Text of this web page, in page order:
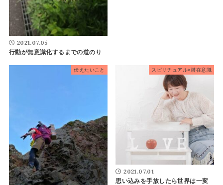
2021.07.05
行動が無意識化するまでの道のり
伝えたいこと スピリチュアル×潜在意識
2021.07.01
思い込みを手放したら世界は一変